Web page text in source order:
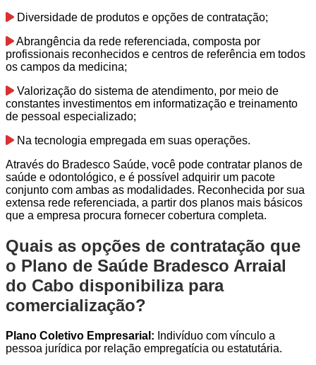
Diversidade de produtos e opções de contratação;
Abrangência da rede referenciada, composta por
profissionais reconhecidos e centros de referência em todos
os campos da medicina;
Valorização do sistema de atendimento, por meio de
constantes investimentos em informatização e treinamento
de pessoal especializado;
Na tecnologia empregada em suas operações.
Através do Bradesco Saúde, você pode contratar planos de
saúde e odontológico, e é possível adquirir um pacote
conjunto com ambas as modalidades. Reconhecida por sua
extensa rede referenciada, a partir dos planos mais básicos
que a empresa procura fornecer cobertura completa.
Quais as opções de contratação que
o Plano de Saúde Bradesco Arraial
do Cabo disponibiliza para
comercialização?
Plano Coletivo Empresarial: Indivíduo com vínculo a
pessoa jurídica por relação empregatícia ou estatutária.